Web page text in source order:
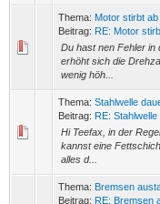
Thema: Motor stirbt ab
Beitrag: RE: Motor
Du hast nen Fehler in
erhöht sich die
wenig höh...
Thema: Stahlwelle
Beitrag: RE:
Hi Teefax, in der
kannst eine
alles d...
Thema: Bremsen
Beitrag: RE: Bremsen